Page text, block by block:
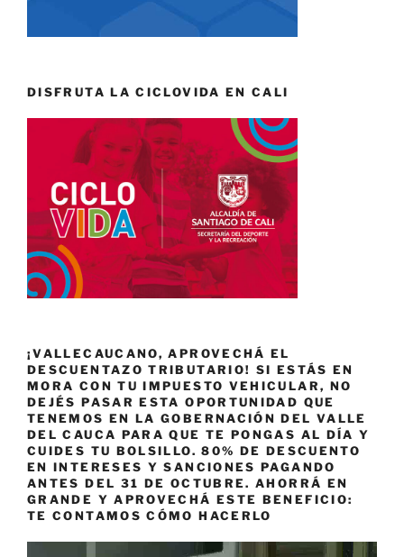
DISFRUTA LA CICLOVIDA EN CALI
¡VALLECAUCANO, APROVECHÁ EL
DESCUENTAZO TRIBUTARIO! SI ESTÁS EN
MORA CON TU IMPUESTO VEHICULAR, NO
DEJÉS PASAR ESTA OPORTUNIDAD QUE
TENEMOS EN LA GOBERNACIÓN DEL VALLE
DEL CAUCA PARA QUE TE PONGAS AL DÍA Y
CUIDES TU BOLSILLO. 80% DE DESCUENTO
EN INTERESES Y SANCIONES PAGANDO
ANTES DEL 31 DE OCTUBRE. AHORRÁ EN
GRANDE Y APROVECHÁ ESTE BENEFICIO:
TE CONTAMOS CÓMO HACERLO